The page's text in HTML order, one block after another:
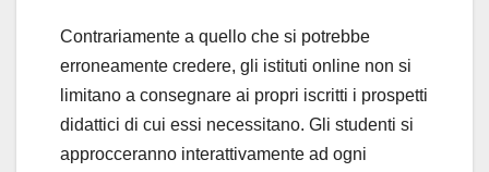
Contrariamente a quello che si potrebbe
erroneamente credere, gli istituti online non si
limitano a consegnare ai propri iscritti i prospetti
didattici di cui essi necessitano. Gli studenti si
approcceranno interattivamente ad ogni